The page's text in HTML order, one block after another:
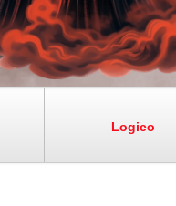
Logico